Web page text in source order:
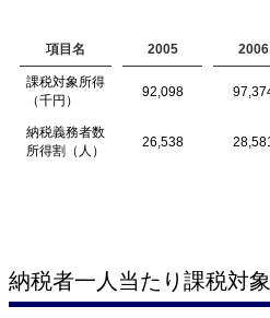
項目名 2005 2006
課税対象所得
（千円）
92,098
納税義務者数
所得割（人）
26,538
納税者一人当たり課税対